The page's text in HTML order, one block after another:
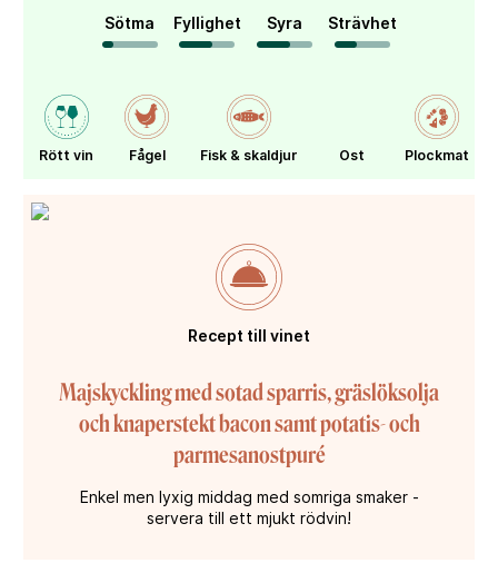
Sötma Fyllighet Syra Strävhet
Rött vin Fågel Fisk & skaldjur Ost Plockmat
Recept till vinet
Majskyckling med sotad sparris, gräslöksolja
och knaperstekt bacon samt potatis- och
parmesanostpuré
Enkel men lyxig middag med somriga smaker -
servera till ett mjukt rödvin!